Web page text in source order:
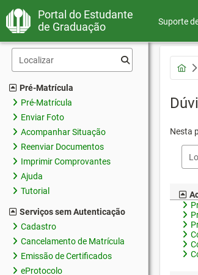
Portal do Estudante
de Graduação
Suporte
Pré-Matrícula
Pré-Matrícula
Enviar Foto
Acompanhar Situação
Reenviar Documentos
Imprimir Comprovantes
Ajuda
Tutorial
Serviços sem Autenticação
Cadastro
Cancelamento de Matrícula
Emissão de Certificados
eProtocolo
Nesta